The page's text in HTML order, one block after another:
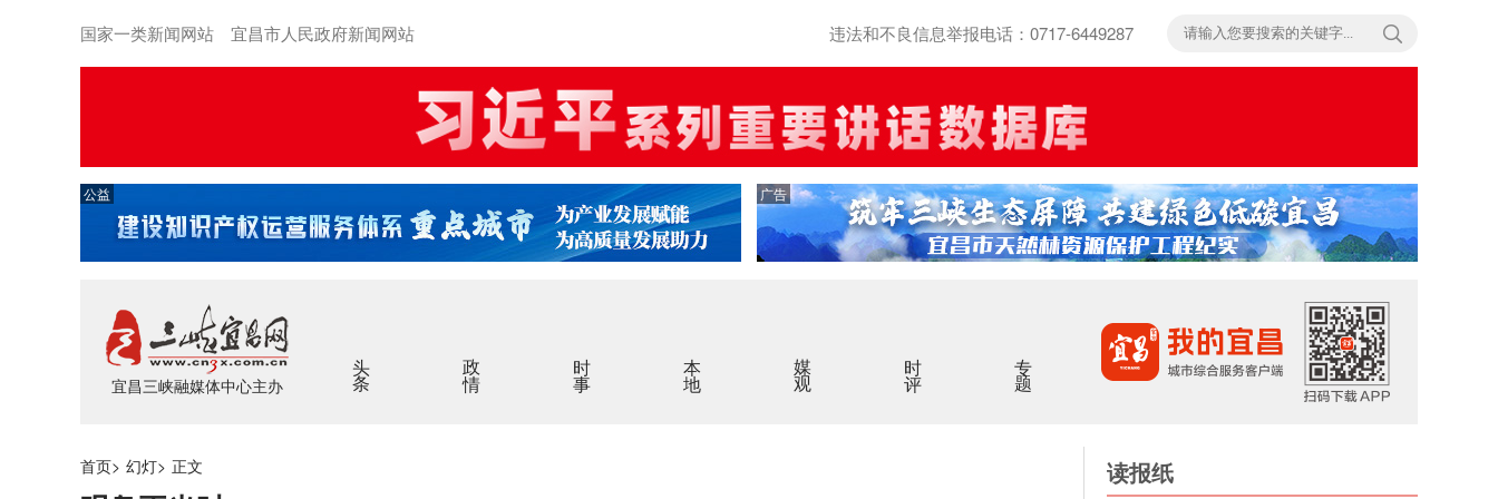
国家一类新闻网站 宜昌市人民政府新闻网站 违法和不良信息举报电话：0717-6449287
公益 广告
宜昌三峡融媒体中心主办
头条 政情 时事 本地 媒观 时评 专题
首页> 幻灯> 正文 读报纸